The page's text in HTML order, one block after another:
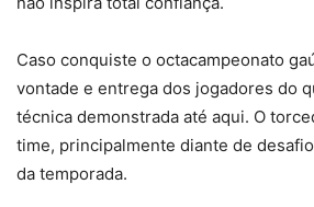
Caso conquiste o octacampeonato
vontade e entrega dos jogadores do
técnica demonstrada até aqui. O
time, principalmente diante de
da temporada.